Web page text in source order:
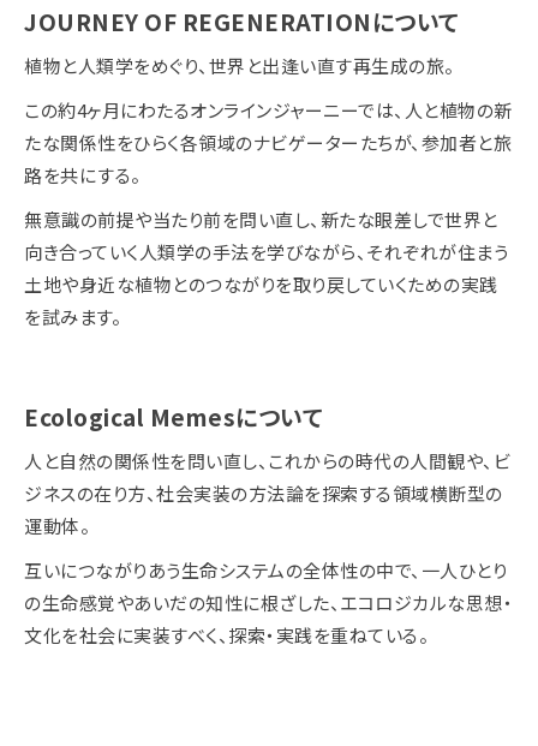
JOURNEY OF REGENERATIONについて
植物と人類学をめぐり、世界と出逢い直す再生成の旅。
この約4ヶ月にわたるオンラインジャーニーでは、人と植物の新
たな関係性をひらく各領域のナビゲーターたちが、参加者と旅
路を共にする。
無意識の前提や当たり前を問い直し、新たな眼差しで世界と
向き合っていく人類学の手法を学びながら、それぞれが住まう
土地や身近な植物とのつながりを取り戻していくための実践
を試みます。
Ecological Memesについて
人と自然の関係性を問い直し、これからの時代の人間観や、ビ
ジネスの在り方、社会実装の方法論を探索する領域横断型の
運動体。
互いにつながりあう生命システムの全体性の中で、 一人ひとり
の生命感覚やあいだの知性に根ざした、 エコロジカルな思想・
文化を社会に実装すべく、探索・実践を重ねている。